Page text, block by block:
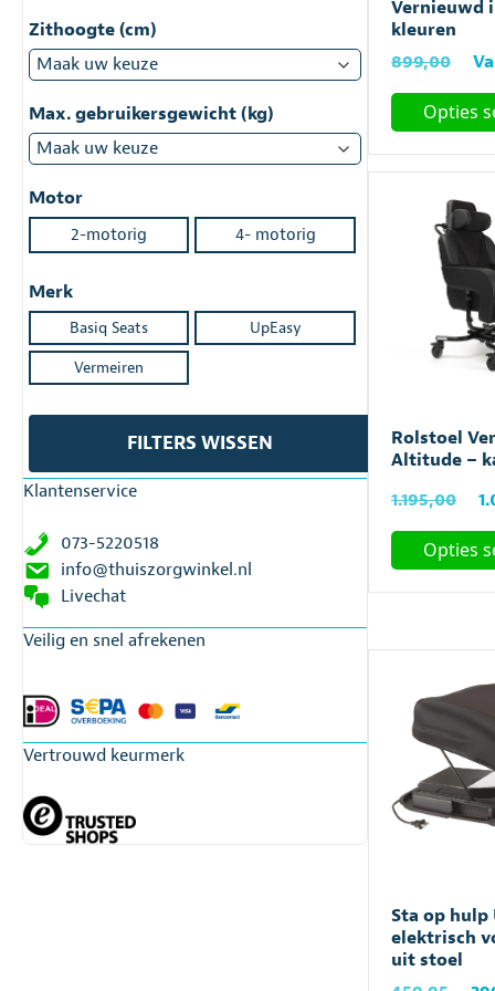
Zithoogte (cm)
Max. gebruikersgewicht (kg)
Motor
2-motorig 4- motorig
Merk
Basiq Seats UpEasy
Vermeiren
FILTERS WISSEN
Klantenservice
073-5220518
info@thuiszorgwinkel.nl
Livechat
Veilig en snel afrekenen
Vertrouwd keurmerk
Vernieuwd
kleuren
899,00
Opties
product
meerdere
variaties.
gekozen
Rolstoel
Altitude –
1.195,00
Opties
meerdere
Deze
optie
gekozen
worden
Sta op hulp
elektrisch
uit stoel